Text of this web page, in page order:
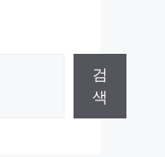
검
색